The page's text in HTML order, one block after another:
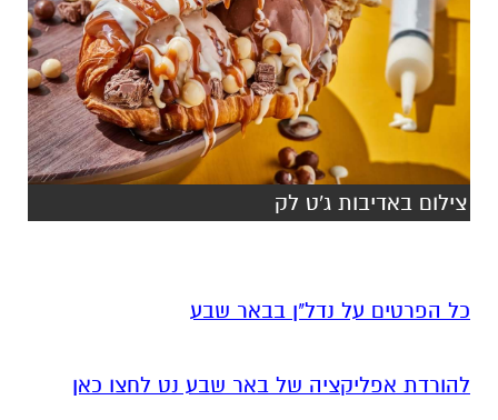
צילום באדיבות ג'ט לק
כל הפרטים על נדל"ן בבאר שבע
להורדת אפליקציה של באר שבע נט לחצו כאן